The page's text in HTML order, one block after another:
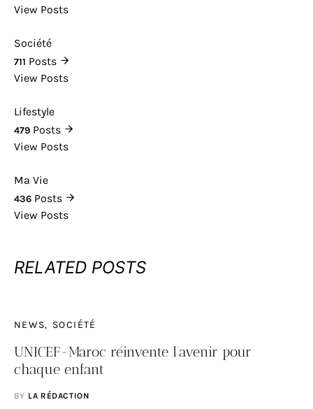
View Posts
Société
711 Posts
View Posts
Lifestyle
479 Posts
View Posts
Ma Vie
436 Posts
View Posts
RELATED POSTS
NEWS SOCIÉTÉ
UNICEF-Maroc réinvente l’avenir pour
chaque enfant
BY LA RÉDACTION